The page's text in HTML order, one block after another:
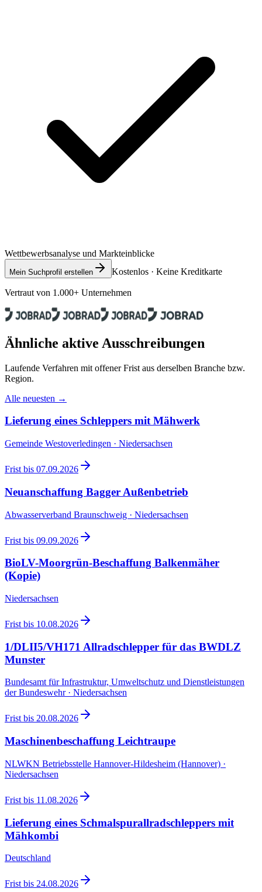
Wettbewerbsanalyse und Markteinblicke
Mein Suchprofil erstellen Kostenlos · Keine Kreditkarte
Vertraut von 1.000+ Unternehmen
Ähnliche aktive Ausschreibungen
Laufende Verfahren mit offener Frist aus derselben Branche bzw.
Region.
Alle neuesten →
Lieferung eines Schleppers mit Mähwerk
Gemeinde Westoverledingen · Niedersachsen
Frist bis 07.09.2026
Neuanschaffung Bagger Außenbetrieb
Abwasserverband Braunschweig · Niedersachsen
Frist bis 09.09.2026
BioLV-Moorgrün-Beschaffung Balkenmäher
(Kopie)
Niedersachsen
Frist bis 10.08.2026
1/DLII5/VH171 Allradschlepper für das BWDLZ
Munster
Bundesamt für Infrastruktur, Umweltschutz und Dienstleistungen
der Bundeswehr · Niedersachsen
Frist bis 20.08.2026
Maschinenbeschaffung Leichtraupe
NLWKN Betriebsstelle Hannover-Hildesheim (Hannover) ·
Niedersachsen
Frist bis 11.08.2026
Lieferung eines Schmalspurallradschleppers mit
Mähkombi
Deutschland
Frist bis 24.08.2026